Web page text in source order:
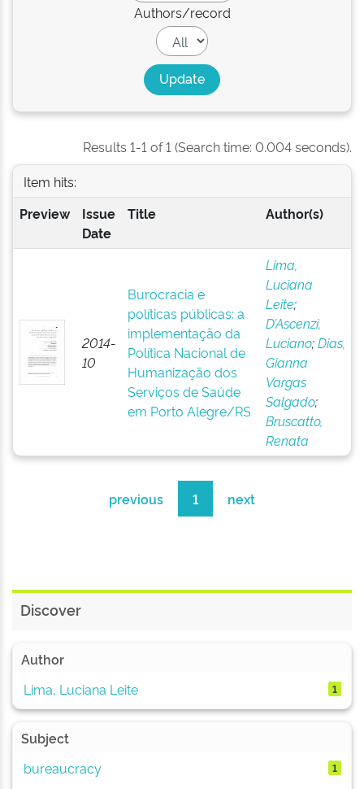
Authors/record
Results 1-1 of 1 (Search time: 0.004 seconds).
Item hits:
Preview
Issue
Date
Title Author(s)
2014-
10
Burocracia e
políticas públicas: a
implementação da
Política Nacional de
Humanização dos
Serviços de Saúde
em Porto Alegre/RS
Lima,
Luciana
Leite;
D’Ascenzi,
Luciano;Dias,
Gianna
Vargas
Salgado;
Bruscatto,
Renata
previous 1 next
Discover
Author
Lima, Luciana Leite
1
Subject
bureaucracy
1